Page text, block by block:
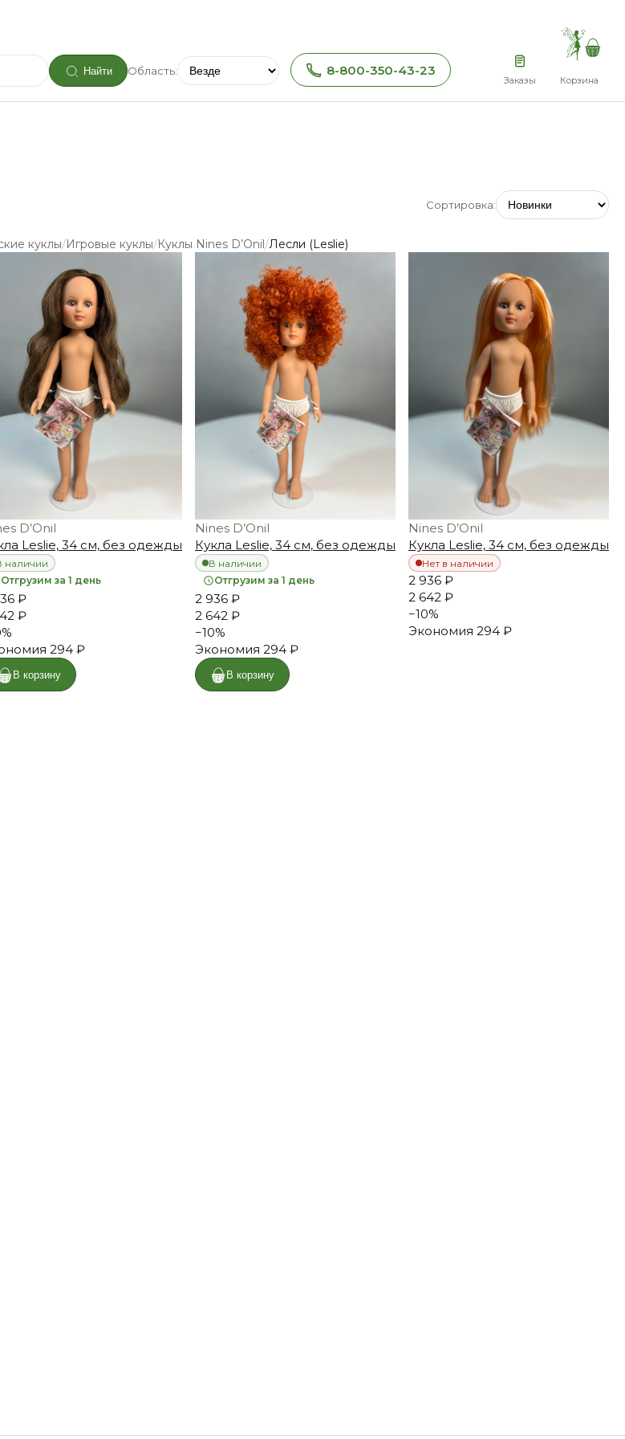
Найти Область: 8-800-350-43-23
Заказы Корзина
Сортировка:
куклы/Игровые куклы/Куклы Nines D’Onil/Лесли (Leslie)
D’Onil
Leslie, 34 см, без одежды
наличии
Отгрузим за 1 день
₽
₽
%
294 ₽
В корзину
Nines D’Onil
Кукла Leslie, 34 см, без одежды
В наличии
Отгрузим за 1 день
2 936 ₽
2 642 ₽
−10%
Экономия 294 ₽
В корзину
Nines D’Onil
Кукла Leslie, 34 см, без одежды
Нет в наличии
2 936 ₽
2 642 ₽
−10%
Экономия 294 ₽